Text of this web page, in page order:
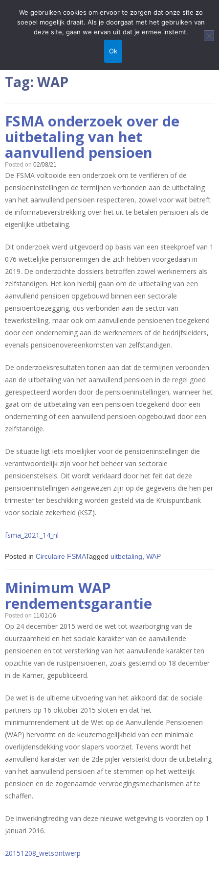
Tag: WAP
FSMA onderzoek over de
uitbetaling van het
aanvullend pensioen
Posted on 02/08/21
De FSMA voltooide een onderzoek om te verifiëren of de
pensioeninstellingen de termijnen verbonden aan de uitbetaling
van het aanvullend pensioen respecteren, zowel voor wat betreft
de informatieverstrekking over het uit te betalen pensioen als de
eigenlijke uitbetaling.
Dit onderzoek werd uitgevoerd op basis van een steekproef van 1
076 wettelijke pensioneringen die zich hebben voorgedaan in
2019. De onderzochte dossiers betroffen zowel werknemers als
zelfstandigen. Het kon hierbij gaan om de uitbetaling van een
aanvullend pensioen opgebouwd binnen een sectorale
pensioentoezegging, dus verbonden aan de sector van
tewerkstelling, maar ook om aanvullende pensioenen toegekend
door een onderneming aan de werknemers of de bedrijfsleiders,
evenals pensioenovereenkomsten van zelfstandigen.
De onderzoeksresultaten tonen aan dat de termijnen verbonden
aan de uitbetaling van het aanvullend pensioen in de regel goed
gerespecteerd worden door de pensioeninstellingen, wanneer het
gaat om de uitbetaling van een pensioen toegekend door een
onderneming of een aanvullend pensioen opgebouwd door een
zelfstandige.
De situatie ligt iets moeilijker voor de pensioeninstellingen die
verantwoordelijk zijn voor het beheer van sectorale
pensioenstelsels. Dit wordt verklaard door het feit dat deze
pensioeninstellingen aangewezen zijn op de gegevens die hen per
trimester ter beschikking worden gesteld via de Kruispuntbank
voor sociale zekerheid (KSZ).
fsma_2021_14_nl
Posted in Circulaire FSMATagged uitbetaling WAP
Minimum WAP
rendementsgarantie
Posted on 11/01/16
Op 24 december 2015 werd de wet tot waarborging van de
duurzaamheid en het sociale karakter van de aanvullende
pensioenen en tot versterking van het aanvullende karakter ten
opzichte van de rustpensioenen, zoals gestemd op 18 december
in de Kamer, gepubliceerd.
De wet is de ultieme uitvoering van het akkoord dat de sociale
partners op 16 oktober 2015 sloten en dat het
minimumrendement uit de Wet op de Aanvullende Pensioenen
(WAP) hervormt en de keuzemogelijkheid van een minimale
overlijdensdekking voor slapers voorziet. Tevens wordt het
aanvullend karakter van de 2de pijler versterkt door de uitbetaling
van het aanvullend pensioen af te stemmen op het wettelijk
pensioen en de zogenaamde vervroegingsmechanismen af te
schaffen.
De inwerkingtreding van deze nieuwe wetgeving is voorzien op 1
januari 2016.
20151208_wetsontwerp
We gebruiken cookies om ervoor te zorgen dat onze site zo
soepel mogelijk draait. Als je doorgaat met het gebruiken van
deze site, gaan we ervan uit dat je ermee instemt.
Ok